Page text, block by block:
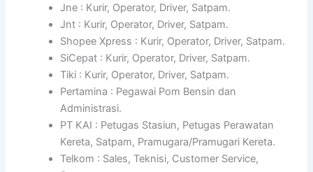
Jne : Kurir, Operator, Driver, Satpam.
Jnt : Kurir, Operator, Driver, Satpam.
Shopee Xpress : Kurir, Operator, Driver, Satpam.
SiCepat : Kurir, Operator, Driver, Satpam.
Tiki : Kurir, Operator, Driver, Satpam.
Pertamina : Pegawai Pom Bensin dan
Administrasi.
PT KAI : Petugas Stasiun, Petugas Perawatan
Kereta, Satpam, Pramugara/Pramugari Kereta.
Telkom : Sales, Teknisi, Customer Service,